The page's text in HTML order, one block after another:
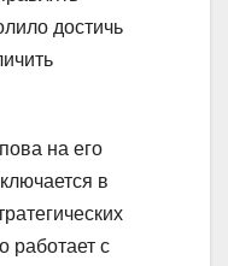
достичь
на его
в
работает с